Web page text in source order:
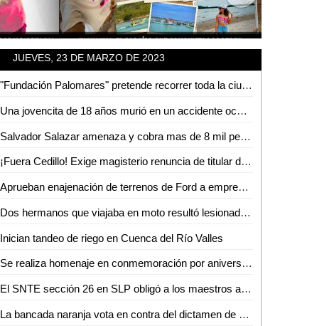
JUEVES, 23 DE MARZO DE 2023
"Fundación Palomares" pretende recorrer toda la ciudad con servicios gratuitos de salud: Víctor Palomares
Una jovencita de 18 años murió en un accidente ocasionado por su novio; ambos iban peleando
Salvador Salazar amenaza y cobra mas de 8 mil pesos por otorgar el servicio de luz en Hacienda Troncones: Esther Badillo
¡Fuera Cedillo! Exige magisterio renuncia de titular de SEGE
Aprueban enajenación de terrenos de Ford a empresa estadounidense
Dos hermanos que viajaba en moto resultó lesionada en un accidente
Inician tandeo de riego en Cuenca del Río Valles
Se realiza homenaje en conmemoración por aniversario luctuoso de Luis Donaldo Colosio en Ciudad Valles
El SNTE sección 26 en SLP obligó a los maestros a marchar
La bancada naranja vota en contra del dictamen de venta del terreno de la Ford, por falta de certeza en el destino de los recursos